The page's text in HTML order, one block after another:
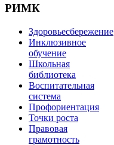
РИМК
Здоровьесбережение
Инклюзивное
обучение
Школьная
библиотека
Воспитательная
система
Профориентация
Точки роста
Правовая
грамотность